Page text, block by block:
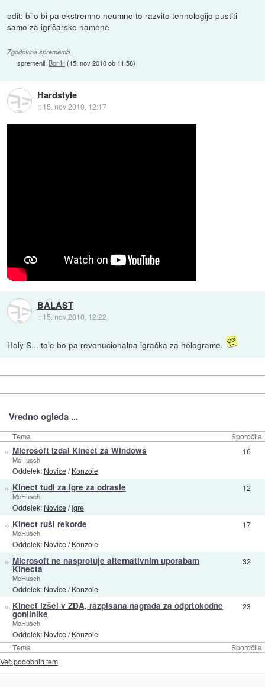
edit: bilo bi pa ekstremno neumno to razvito tehnologijo pustiti
samo za igričarske namene
Zgodovina sprememb…
spremenil: Bor H (15. nov 2010 ob 11:58)
Hardstyle
:: 15. nov 2010, 12:17
BALAST
:: 15. nov 2010, 12:22
Holy S... tole bo pa revonucionalna igračka za holograme.
Vredno ogleda ...
Tema Sporočila
Tema Sporočila
» Microsoft izdal Kinect za Windows
McHusch
Oddelek: Novice/Konzole
16
» Kinect tudi za igre za odrasle
McHusch
Oddelek: Novice/Igre
12
» Kinect ruši rekorde
McHusch
Oddelek: Novice/Konzole
17
» Microsoft ne nasprotuje alternativnim uporabam
Kinecta
McHusch
Oddelek: Novice/Konzole
32
» Kinect izšel v ZDA, razpisana nagrada za odprtokodne
gonilnike
McHusch
Oddelek: Novice/Konzole
23
Več podobnih tem